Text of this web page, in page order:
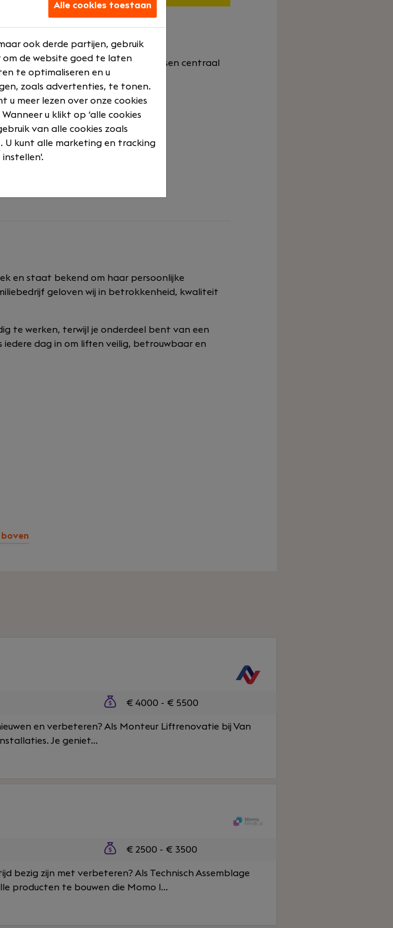
organisatie waar techniek en mensen centraal
worden gedeeld
en staat bekend om haar persoonlijke
geloven wij in betrokkenheid, kwaliteit
te werken, terwijl je onderdeel bent van een
dag in om liften veilig, betrouwbaar en
€ 4000 - € 5500
en verbeteren? Als Monteur Liftrenovatie bij Van
Je geniet...
€ 2500 - € 3500
bezig zijn met verbeteren? Als Technisch Assemblage
producten te bouwen die Momo l...
Alle cookies toestaan
ook derde partijen, gebruik
om de website goed te laten
te optimaliseren en u
zoals advertenties, te tonen.
u meer lezen over onze cookies
u klikt op ‘alle cookies
van alle cookies zoals
. U kunt alle marketing en tracking
instellen'.